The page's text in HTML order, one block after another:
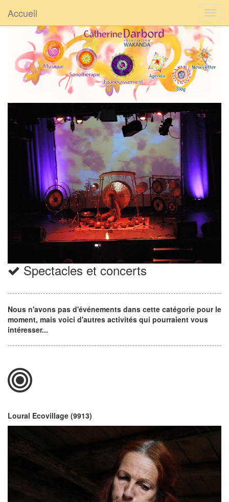
Accueil
Spectacles et concerts
Nous n'avons pas d'événements dans cette catégorie pour le
moment, mais voici d'autres activités qui pourraient vous
intéresser...
Loural Ecovillage (9913)